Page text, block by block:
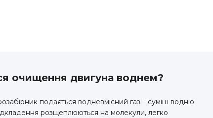
очищення двигуна воднем?
подається водневмісний газ – суміш водню
розщеплюються на молекули, легко